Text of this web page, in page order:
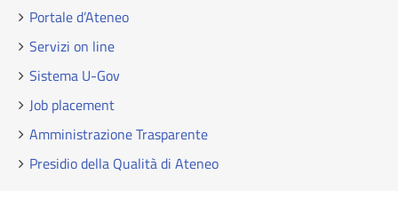
Portale d’Ateneo
Servizi on line
Sistema U-Gov
Job placement
Amministrazione Trasparente
Presidio della Qualità di Ateneo